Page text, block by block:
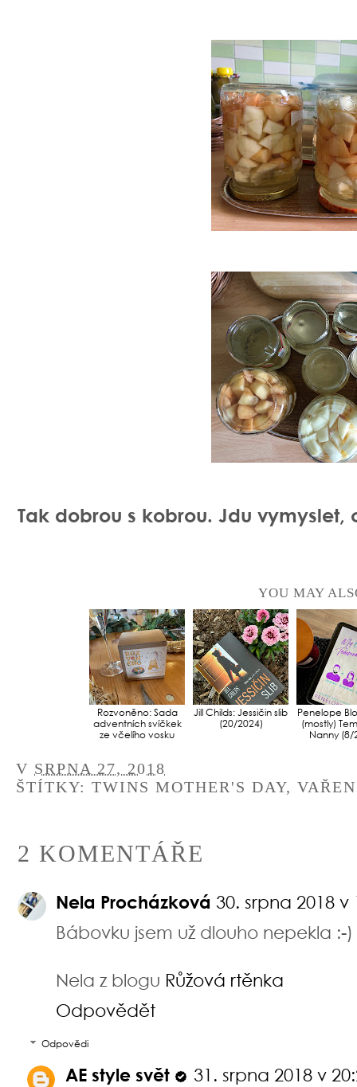
Tak dobrou s kobrou. Jdu
YOU MAY
Rozvoněno: Sada
adventních svíčkek
ze včelího vosku
Jill Childs: Jessičin slib
(20/2024)
Penelope
(mostly)
Nanny (8/
V SRPNA 27, 2018
ŠTÍTKY: TWINS MOTHER'S DAY,
2 KOMENTÁŘE
Nela Procházková 30. srpna 2018 v
Bábovku jsem už dlouho nepekla :-)
Nela z blogu Růžová rtěnka
Odpovědět
Odpovědi
AE style svět
31. srpna 2018 v